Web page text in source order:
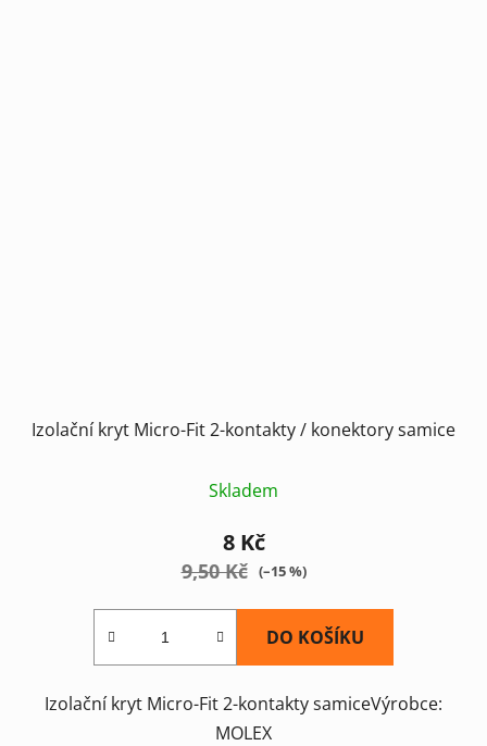
Izolační kryt Micro-Fit 2-kontakty / konektory samice
Skladem
8 Kč
9,50 Kč (–15 %)
DO KOŠÍKU
Izolační kryt Micro-Fit 2-kontakty samiceVýrobce:
MOLEX